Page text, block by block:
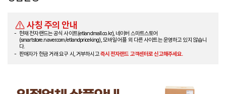
사칭 주의 안내
현재 전자랜드는 공식 사이트(etlandmall.co.kr), 네이버 스마트스토어
(smartstore.naver.com/etlandpriceking), 모바일 어플 외 다른 사이트는 운영하고 있지 않습니
다.
판매자가 현금 거래 요구 시, 거부하시고즉시 전자랜드 고객센터로 신고해주세요.